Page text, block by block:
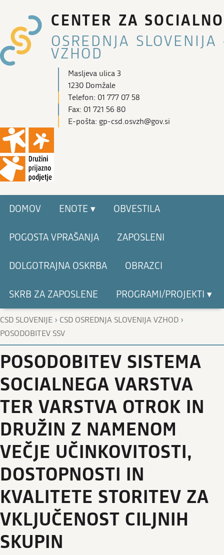
CENTER ZA
OSREDNJA SLOVENIJA
VZHOD
Masljeva ulica 3
1230 Domžale
Telefon: 01 777 07 58
Fax: 01 721 56 80
E-pošta: gp-csd.osvzh@gov.si
DOMOV ENOTE ▾ OBVESTILA
POGOSTA VPRAŠANJA ZAPOSLENI
DOLGOTRAJNA OSKRBA OBRAZCI
SKRB ZA ZAPOSLENE PROGRAMI/PROJEKTI ▾
CSD SLOVENIJE › CSD OSREDNJA SLOVENIJA VZHOD ›
POSODOBITEV SSV
POSODOBITEV SISTEMA
SOCIALNEGA VARSTVA
TER VARSTVA OTROK IN
DRUŽIN Z NAMENOM
VEČJE UČINKOVITOSTI,
DOSTOPNOSTI IN
KVALITETE STORITEV ZA
VKLJUČENOST CILJNIH
SKUPIN